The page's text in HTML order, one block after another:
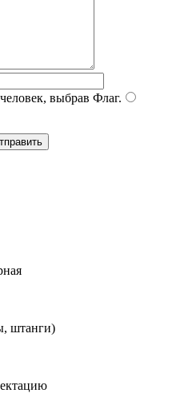
выбрав Флаг.
штанги)